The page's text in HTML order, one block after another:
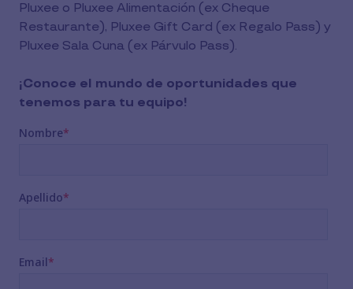
Pluxee o Pluxee Alimentación (ex Cheque
Restaurante), Pluxee Gift Card (ex Regalo Pass) y
Pluxee Sala Cuna (ex Párvulo Pass).
¡Conoce el mundo de oportunidades que
tenemos para tu equipo!